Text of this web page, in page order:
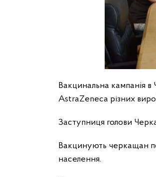
Вакцинальна кампанія
AstraZeneca різних
Заступниця голови
Вакцинують черкащан
населення.